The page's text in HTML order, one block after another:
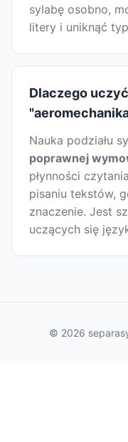
sylabę osobno,
litery i uniknąć
Dlaczego
Nauka podziału
poprawnej
płynności
pisaniu tekstów,
znaczenie. Jest
uczących się
© 2026